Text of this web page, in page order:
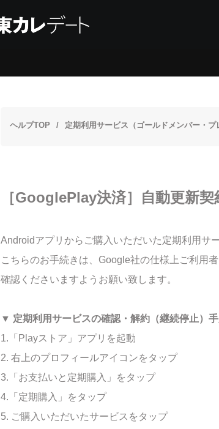
ヘルプTOP 定期利用サービス（ゴールドメンバー・
［GooglePlay決済］自動更新
Androidアプリからご購入いただいた定期利用サ
こちらのお手続きは、Google社の仕様上ご利用
確認くださいますようお願い致します。
▼ 定期利用サービスの確認・解約（継続停止）
1.「Playストア」アプリを起動
2. 右上のプロフィールアイコンをタップ
3.「お支払いと定期購入」をタップ
4.「定期購入」をタップ
5. ご購入いただいたサービスをタップ